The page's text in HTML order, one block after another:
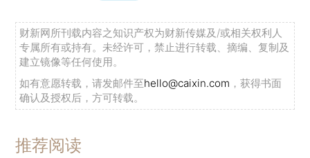
财新网所刊载内容之知识产权为财新传媒及/或相关权利人
专属所有或持有。未经许可，禁止进行转载、摘编、复制及
建立镜像等任何使用。
如有意愿转载，请发邮件至hello@caixin.com ，获得书面
确认及授权后，方可转载。
推荐阅读